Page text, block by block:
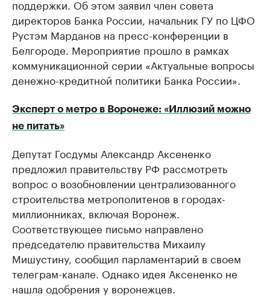
поддержки. Об этом заявил член совета
директоров Банка России, начальник ГУ по ЦФО
Рустэм Марданов на пресс-конференции в
Белгороде. Мероприятие прошло в рамках
коммуникационной серии «Актуальные вопросы
денежно-кредитной политики Банка России».
Эксперт о метро в Воронеже: «Иллюзий можно
не питать»
Депутат Госдумы Александр Аксененко
предложил правительству РФ рассмотреть
вопрос о возобновлении централизованного
строительства метрополитенов в городах-
миллионниках, включая Воронеж.
Соответствующее письмо направлено
председателю правительства Михаилу
Мишустину, сообщил парламентарий в своем
телеграм-канале. Однако идея Аксененко не
нашла одобрения у воронежцев.